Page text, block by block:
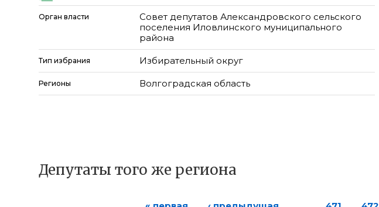
Орган власти
Совет депутатов Александровского сельского
поселения Иловлинского муниципального
района
Тип избрания Избирательный округ
Регионы Волгоградская область
Депутаты того же региона